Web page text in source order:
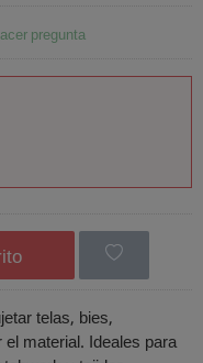
pregunta
telas, bies,
material. Ideales para